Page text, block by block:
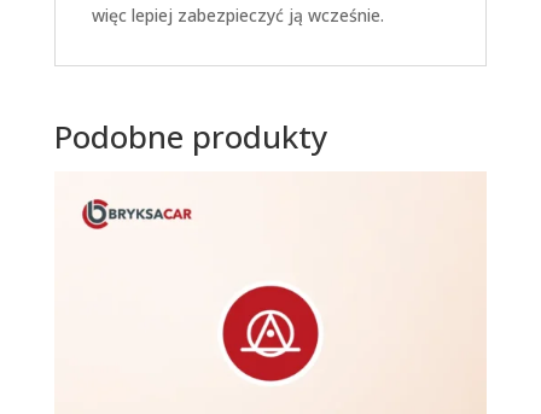
więc lepiej zabezpieczyć ją wcześnie.
Podobne produkty